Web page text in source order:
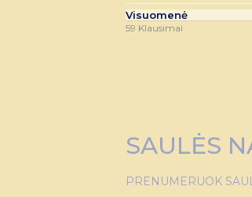
Visuomenė
59 Klausimai
SAULĖS
PRENUMERUOK